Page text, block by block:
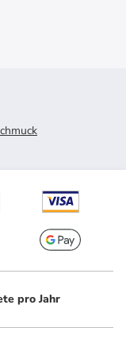
pro Jahr